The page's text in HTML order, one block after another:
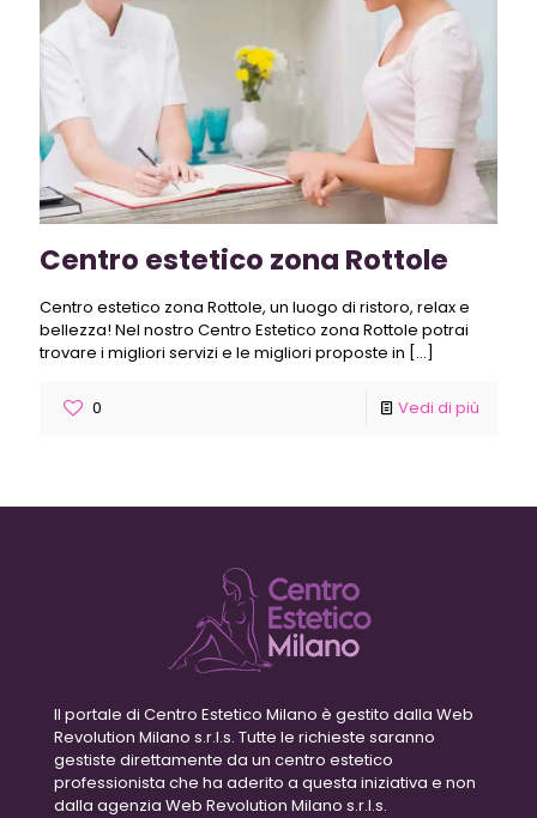
Centro estetico zona Rottole
Centro estetico zona Rottole, un luogo di ristoro, relax e
bellezza! Nel nostro Centro Estetico zona Rottole potrai
trovare i migliori servizi e le migliori proposte in […]
0 Vedi di più
Il portale di Centro Estetico Milano è gestito dalla Web
Revolution Milano s.r.l.s. Tutte le richieste saranno
gestiste direttamente da un centro estetico
professionista che ha aderito a questa iniziativa e non
dalla agenzia Web Revolution Milano s.r.l.s.